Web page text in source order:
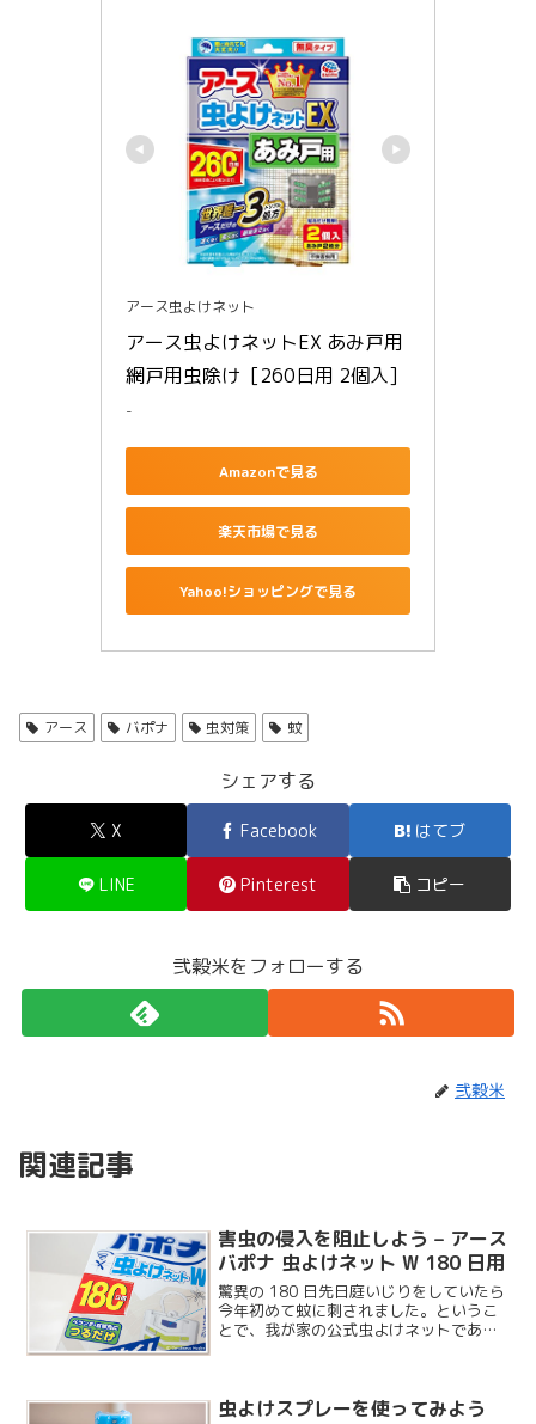
アース虫よけネット
アース虫よけネットEX あみ戸用
網戸用虫除け  [260日用 2個入]
-
Amazonで見る
楽天市場で見る
Yahoo!ショッピングで見る
アース バポナ 虫対策 蚊
シェアする
X Facebook はてブ
LINE Pinterest コピー
弐穀米をフォローする
弐穀米
関連記事
害虫の侵入を阻止しよう – アース
バポナ 虫よけネット W 180 日用
驚異の 180 日先日庭いじりをしていたら
今年初めて蚊に刺されました。というこ
とで、我が家の公式虫よけネットである
た。
虫よけスプレーを使ってみよう